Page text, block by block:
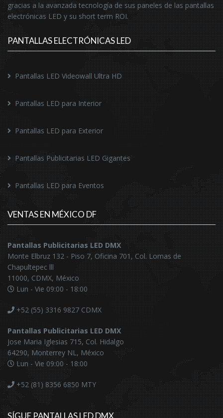
gracias a la avanzada tecnología de sus paneles de las pantallas
electrónicas LED y su short term ROI.
PANTALLAS ELECTRÓNICAS LED
Pantallas LED Videowall Ultra HD
Pantallas LED para Interior
Pantallas LED para Exterior
Pantallas Publicitarias LED Gigantes
Pantallas LED para Eventos
VENTAS EN MÉXICO DF
Pantallas Publicitarias LED DMX
Monte Elbruz 132 - Piso 7, Oficina 701, Col. Lomas de
Chapultepec lll
11000, CDMX, México
Lun - Vie 09:00 - 18:00
+52 (55) 3316 9827 CDMX
Pantallas Publicitarias LED DMX
Jose Maria Iglesias 715, Col. Hidalgo
64290, Monterrey NL, México
Lun - Vie 09:00 - 18:00
+52 (81) 8356 6850 MTY
SÍGUE PANTALLAS LED DMX